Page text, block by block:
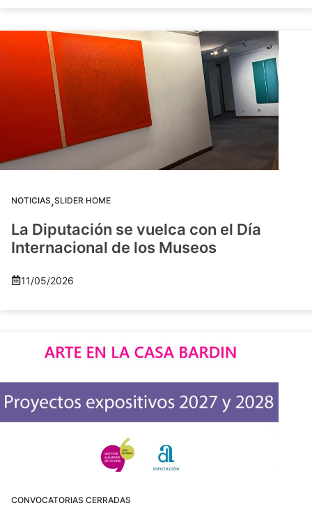
NOTICIAS,SLIDER HOME
La Diputación se vuelca con el Día
Internacional de los Museos
11/05/2026
CONVOCATORIAS CERRADAS